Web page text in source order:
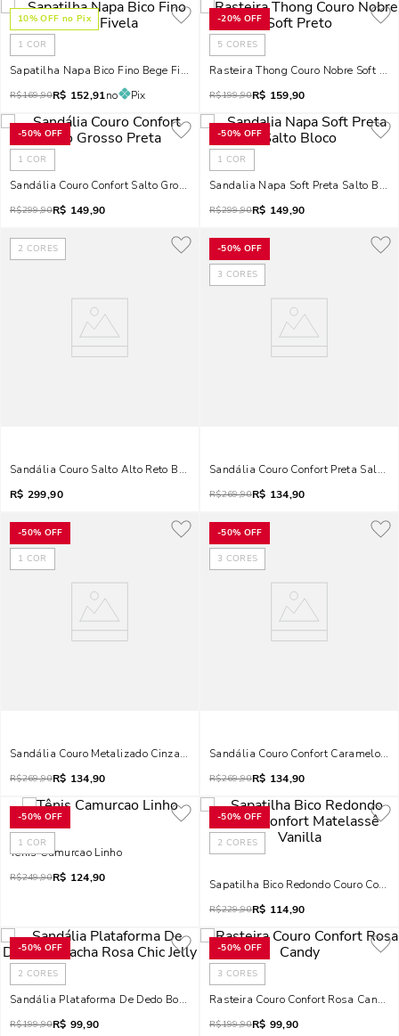
10% OFF no Pix
1 COR
Sapatilha Napa Bico Fino Bege Fivela
R$169,90R$ 152,91no Pix
-20% OFF
5 CORES
Rasteira Thong Couro Nobre Soft
R$199,90R$ 159,90
-50% OFF
1 COR
Sandália Couro Confort Salto Grosso Preta
R$299,90R$ 149,90
-50% OFF
1 COR
Sandalia Napa Soft Preta Salto Bloco
R$299,90R$ 149,90
2 CORES
Sandália Couro Salto Alto Reto Bico Quadrado Preta
R$ 299,90
-50% OFF
3 CORES
Sandália Couro Confort Preta Salto
R$269,90R$ 134,90
-50% OFF
1 COR
Sandália Couro Metalizado Cinza Grafite Salto Fino
R$269,90R$ 134,90
-50% OFF
3 CORES
Sandália Couro Confort Caramelo
R$269,90R$ 134,90
-50% OFF
1 COR
Tênis Camurcao Linho
R$249,90R$ 124,90
-50% OFF
2 CORES
Sapatilha Bico Redondo Couro
R$229,90R$ 114,90
-50% OFF
2 CORES
Sandália Plataforma De Dedo Borracha Rosa Chic Jelly
R$199,90R$ 99,90
-50% OFF
3 CORES
Rasteira Couro Confort Rosa Candy
R$199,90R$ 99,90